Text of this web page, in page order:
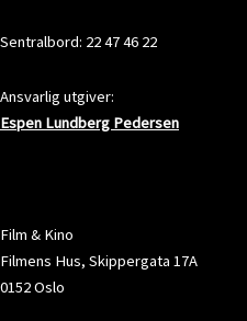
Sentralbord: 22 47 46 22
Ansvarlig utgiver:
Espen Lundberg Pedersen
Film & Kino
Filmens Hus, Skippergata 17A
0152 Oslo